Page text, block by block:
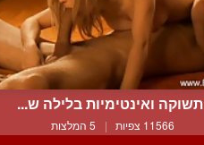
תשוקה ואינטימיות בלילה ש...
11566 צפיות | 5 המלצות